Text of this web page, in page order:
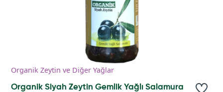
Organik Zeytin ve Diğer Yağlar
Organik Siyah Zeytin Gemlik Yağlı Salamura